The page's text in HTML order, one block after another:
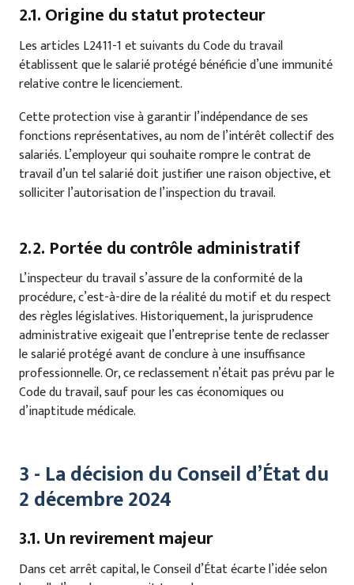
2.1. Origine du statut protecteur
Les articles L2411-1 et suivants du Code du travail
établissent que le salarié protégé bénéficie d’une immunité
relative contre le licenciement.
Cette protection vise à garantir l’indépendance de ses
fonctions représentatives, au nom de l’intérêt collectif des
salariés. L’employeur qui souhaite rompre le contrat de
travail d’un tel salarié doit justifier une raison objective, et
solliciter l’autorisation de l’inspection du travail.
2.2. Portée du contrôle administratif
L’inspecteur du travail s’assure de la conformité de la
procédure, c’est-à-dire de la réalité du motif et du respect
des règles législatives. Historiquement, la jurisprudence
administrative exigeait que l’entreprise tente de reclasser
le salarié protégé avant de conclure à une insuffisance
professionnelle. Or, ce reclassement n’était pas prévu par le
Code du travail, sauf pour les cas économiques ou
d’inaptitude médicale.
3 - La décision du Conseil d’État du
2 décembre 2024
3.1. Un revirement majeur
Dans cet arrêt capital, le Conseil d’État écarte l’idée selon